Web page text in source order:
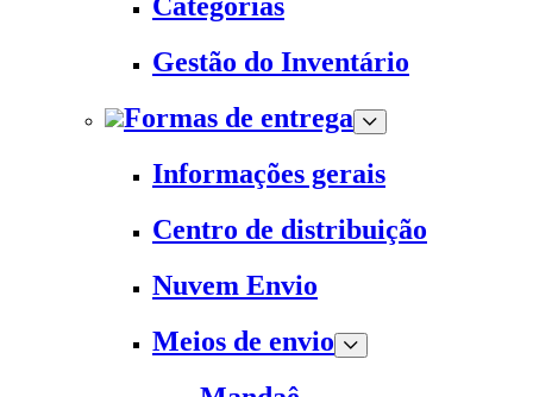
Categorias
Gestão do Inventário
Formas de entrega
Informações gerais
Centro de distribuição
Nuvem Envio
Meios de envio